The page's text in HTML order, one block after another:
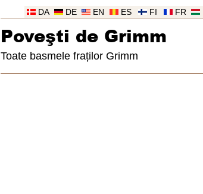
FR
FI
ES
EN
DE
DA
Poveşti de Grimm
Toate basmele fraților Grimm